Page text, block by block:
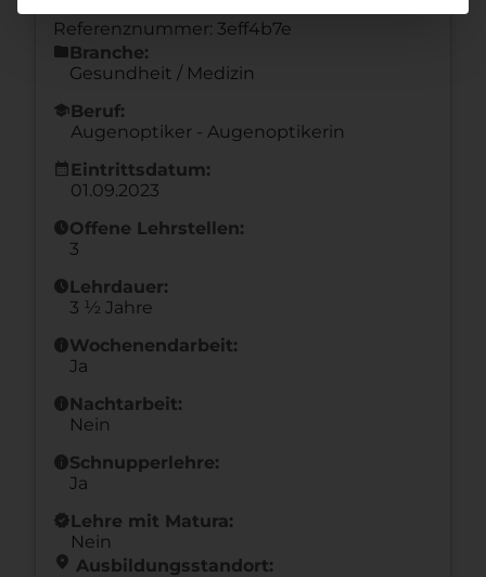
Referenznummer: 3eff4b7e
folderBranche:
Gesundheit / Medizin
schoolBeruf:
Augenoptiker - Augenoptikerin
calendar_month Eintrittsdatum:
01.09.2023
scheduleOffene Lehrstellen:
3
scheduleLehrdauer:
3 ½ Jahre
infoWochenendarbeit:
Ja
infoNachtarbeit:
Nein
infoSchnupperlehre:
Ja
new_releasesLehre mit Matura:
Nein
location_on Ausbildungsstandort: